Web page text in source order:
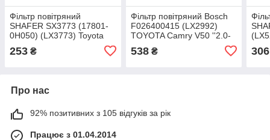
Фільтр повітряний
SHAFER SX3773 (17801-
0H050) (LX3773) Toyota
253 ₴
Фільтр повітряний Bosch
F026400415 (LX2992)
TOYOTA Camry V50 ''2.0-
538₴ 306
Про нас
92% позитивних з 105 відгуків за рік
Працює з 01.04.2014